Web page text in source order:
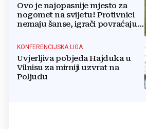
Ovo je najopasnije mjesto za
nogomet na svijetu! Protivnici
nemaju šanse, igrači povraćaju,
KONFERENCIJSKA LIGA
Uvjerljiva pobjeda Hajduka u
Vilnisu za mirniji uzvrat na
Poljudu